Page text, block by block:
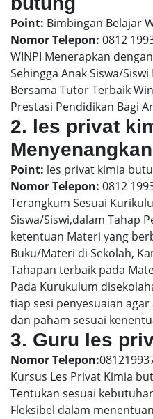
Point: Bimbingan Belajar
Nomor Telepon: 0812
WINPI Menerapkan
Sehingga Anak Siswa/
Bersama Tutor Terbaik
Prestasi Pendidikan Bagi
2. les privat
Menyenangkan
Point: les privat kimia
Nomor Telepon: 0812
Terangkum Sesuai
Siswa/Siswi,dalam Tahap
ketentuan Materi yang
Buku/Materi di Sekolah,
Tahapan terbaik pada
Pada Kurukulum
tiap sesi penyesuaian
dan paham sesuai
3. Guru les
Nomor Telepon:
Kursus Les Privat Kimia
Tentukan sesuai
Fleksibel dalam